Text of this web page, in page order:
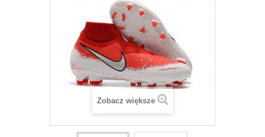
Zobacz większe